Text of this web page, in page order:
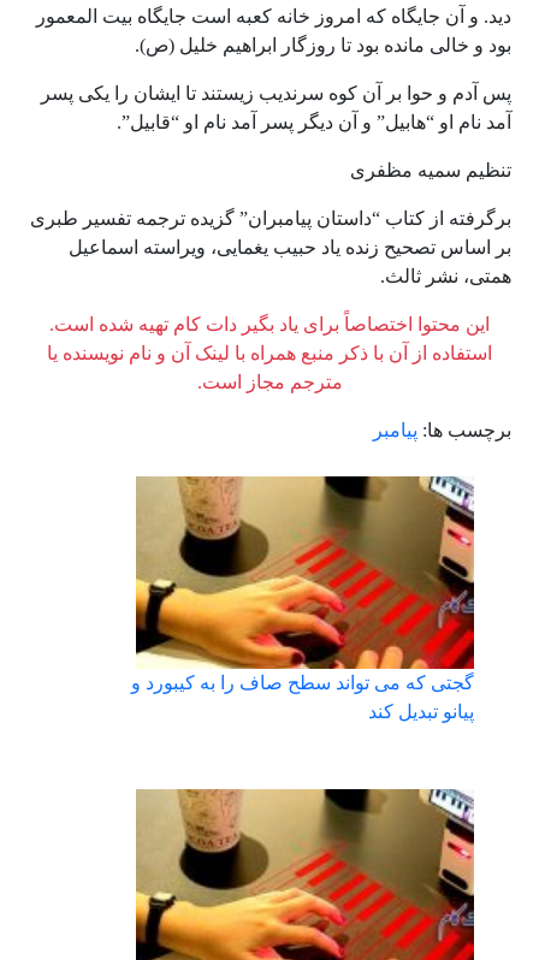
دید. و آن جایگاه که امروز خانه کعبه است جایگاه بیت المعمور
بود و خالی مانده بود تا روزگار ابراهیم خلیل (ص).
پس آدم و حوا بر آن کوه سرندیب زیستند تا ایشان را یکی پسر
آمد نام او “هابیل” و آن دیگر پسر آمد نام او “قابیل”.
تنظیم سمیه مظفری
برگرفته از کتاب “داستان پیامبران” گزیده ترجمه تفسیر طبری
بر اساس تصحیح زنده یاد حبیب یغمایی، ویراسته اسماعیل
همتی، نشر ثالث.
این محتوا اختصاصاً برای یاد بگیر دات کام تهیه شده است.
استفاده از آن با ذکر منبع همراه با لینک آن و نام نویسنده یا
مترجم مجاز است.
برچسب ها: پیامبر
گجتی که می تواند سطح صاف را به کیبورد و
پیانو تبدیل کند